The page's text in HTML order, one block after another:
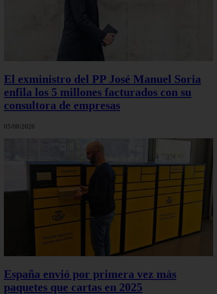
El exministro del PP José Manuel Soria
enfila los 5 millones facturados con su
consultora de empresas
05/08/2026
España envió por primera vez más
paquetes que cartas en 2025